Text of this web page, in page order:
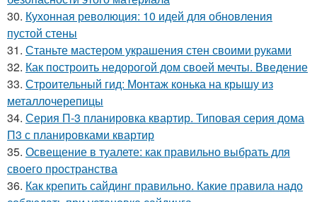
30. Кухонная революция: 10 идей для обновления
пустой стены
31. Станьте мастером украшения стен своими руками
32. Как построить недорогой дом своей мечты. Введение
33. Строительный гид: Монтаж конька на крышу из
металлочерепицы
34. Серия П-3 планировка квартир. Типовая серия дома
П3 с планировками квартир
35. Освещение в туалете: как правильно выбрать для
своего пространства
36. Как крепить сайдинг правильно. Какие правила надо